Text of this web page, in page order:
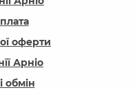
оферти
Арніо
обмін